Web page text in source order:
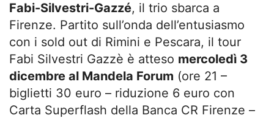
Fabi-Silvestri-Gazzé, il trio sbarca a
Firenze. Partito sull’onda dell’entusiasmo
con i sold out di Rimini e Pescara, il tour
Fabi Silvestri Gazzè è atteso mercoledì 3
dicembre al Mandela Forum (ore 21 –
biglietti 30 euro – riduzione 6 euro con
Carta Superflash della Banca CR Firenze –